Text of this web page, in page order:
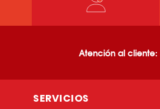
Atención al cliente:
SERVICIOS